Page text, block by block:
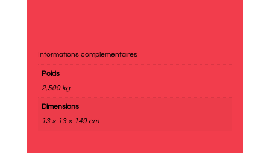
Informations complémentaires
Poids
2,500 kg
Dimensions
13 × 13 × 149 cm